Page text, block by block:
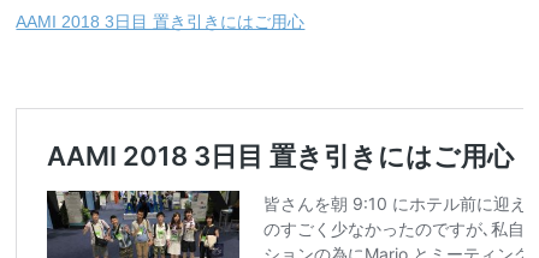
AAMI 2018 3日目 置き引きにはご用心